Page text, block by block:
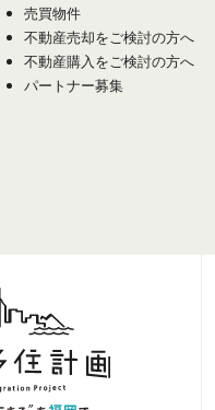
売買物件
不動産売却をご検討の方へ
不動産購入をご検討の方へ
パートナー募集